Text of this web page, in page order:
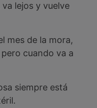
lejos y vuelve
mes de la mora,
cuando va a
siempre está